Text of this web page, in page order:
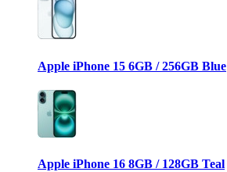
Apple iPhone 15 6GB / 256GB Blue
Apple iPhone 16 8GB / 128GB Teal